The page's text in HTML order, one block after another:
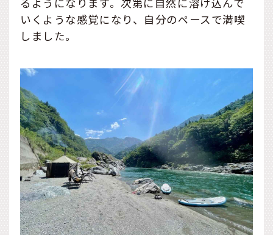
いくような感覚になり、自分のペースで満喫
しました。